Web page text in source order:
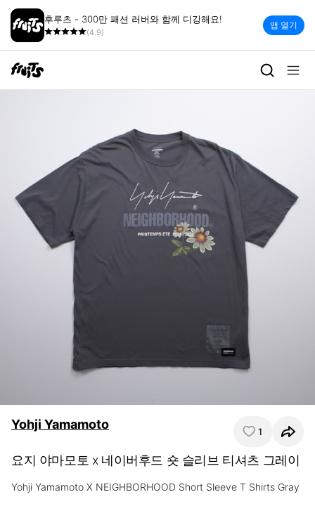
후루츠 - 300만 패션 러버와 함께 디깅해요!
(4.9)
앱 열기
Yohji Yamamoto 1
요지 야마모토 x 네이버후드 숏 슬리브 티셔츠 그레이
Yohji Yamamoto X NEIGHBORHOOD Short Sleeve T Shirts Gray